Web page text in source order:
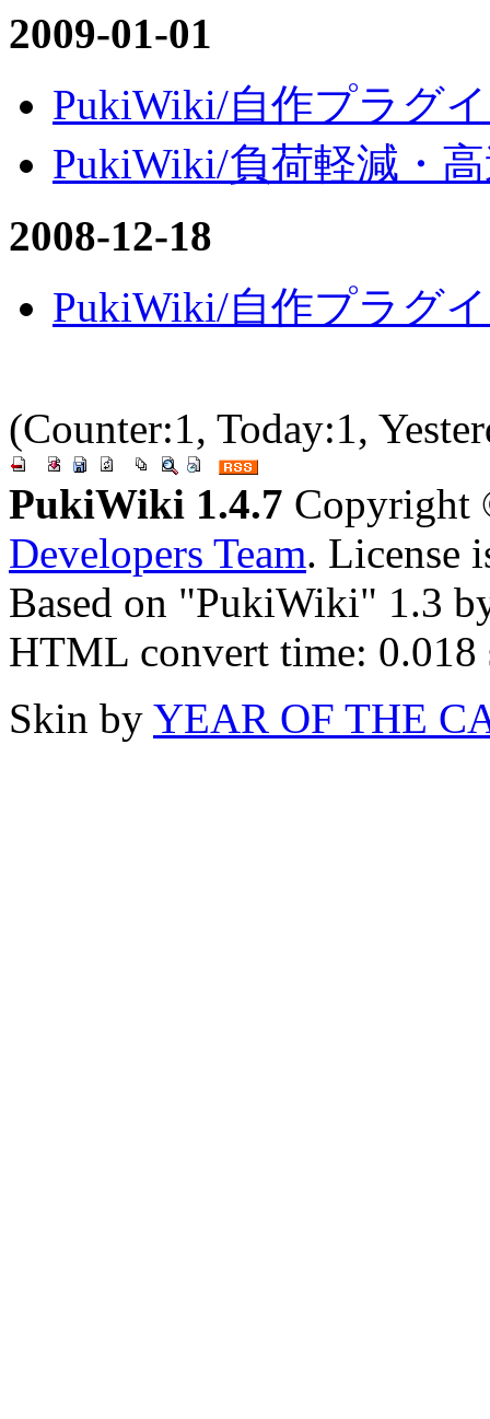
2009-01-01
PukiWiki/自作プラグ
PukiWiki/負荷軽減・高
2008-12-18
PukiWiki/自作プラグ
(Counter:1, Today:1,
PukiWiki 1.4.7 Copyright
Developers Team. License
Based on "PukiWiki" 1.3
HTML convert time: 0.018
Skin by YEAR OF THE